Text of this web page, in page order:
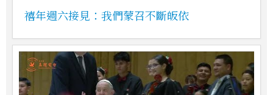
禧年週六接見：我們蒙召不斷皈依